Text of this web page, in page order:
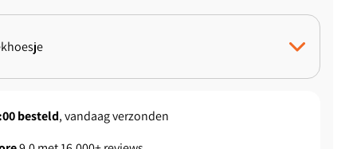
Hoesje
besteld, vandaag verzonden